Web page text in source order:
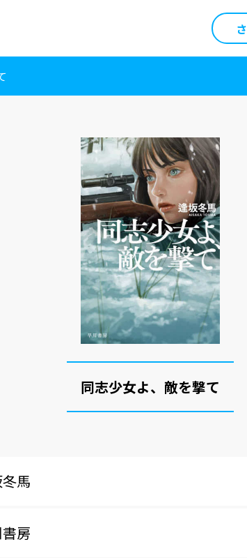
同志少女よ、敵を撃て
馬
房